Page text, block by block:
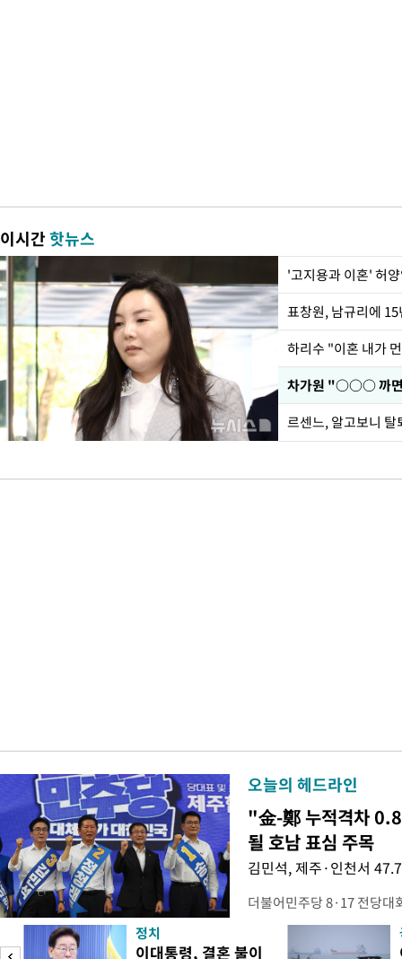
이시간핫뉴스
'고지용과 이혼' 허
하리수 "이혼 내가
르센느, 알고보니 탈
오늘의 헤드라인
"金-鄭 누적격차
될 호남 표심 주목
김민석, 제주·인천서
더불어민주당 8·17 전당대
보가 8일 제주·인천 지역
다. 앞서 정청래 후보 우세
정치
이대통령, 결혼 불이